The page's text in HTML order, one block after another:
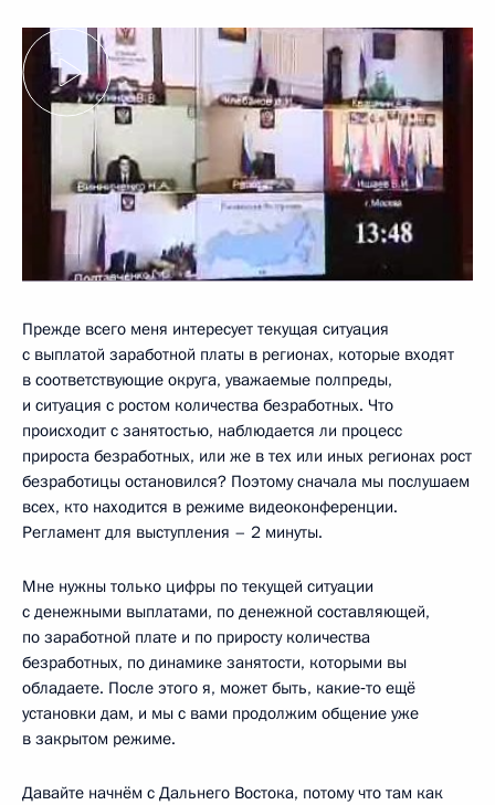
Прежде всего меня интересует текущая ситуация
с выплатой заработной платы в регионах, которые входят
в соответствующие округа, уважаемые полпреды,
и ситуация с ростом количества безработных. Что
происходит с занятостью, наблюдается ли процесс
прироста безработных, или же в тех или иных регионах рост
безработицы остановился? Поэтому сначала мы послушаем
всех, кто находится в режиме видеоконференции.
Регламент для выступления – 2 минуты.
Мне нужны только цифры по текущей ситуации
с денежными выплатами, по денежной составляющей,
по заработной плате и по приросту количества
безработных, по динамике занятости, которыми вы
обладаете. После этого я, может быть, какие‑то ещё
установки дам, и мы с вами продолжим общение уже
в закрытом режиме.
Давайте начнём с Дальнего Востока, потому что там как